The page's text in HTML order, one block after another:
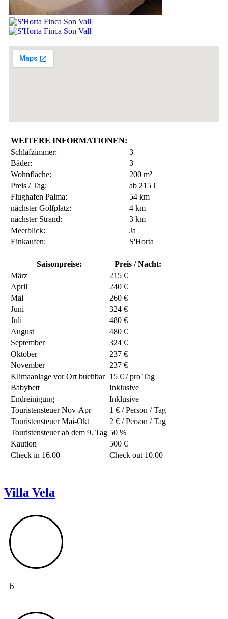
WEITERE INFORMATIONEN:
Schlafzimmer:
3
Bäder:
3
Wohnfläche:
200 m²
Preis / Tag:
ab 215 €
Flughafen Palma:
54 km
nächster Golfplatz:
4 km
nächster Strand:
3 km
Meerblick:
Ja
Einkaufen:
S'Horta
Saisonpreise:
Preis / Nacht:
März
215 €
April
240 €
Mai
260 €
Juni
324 €
Juli
480 €
August
480 €
September
324 €
Oktober
237 €
November
237 €
Klimaanlage vor Ort buchbar 15 € / pro Tag
Babybett
Inklusive
Endreinigung
Inklusive
Touristensteuer Nov-Apr
1 € / Person / Tag
Touristensteuer Mai-Okt
2 € / Person / Tag
Touristensteuer ab dem 9. Tag 50 %
Kaution
500 €
Check in 16.00
Check out 10.00
Villa Vela
6